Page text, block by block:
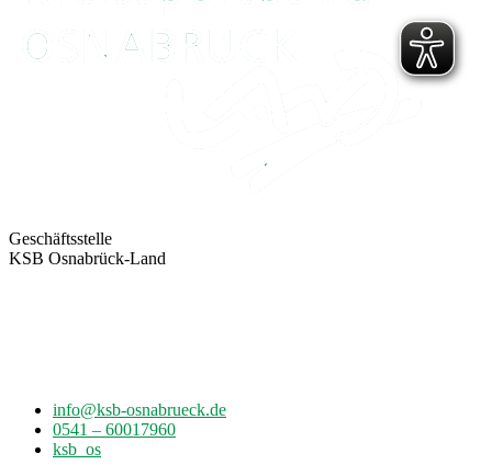
Geschäftsstelle
KSB Osnabrück-Land
info@ksb-osnabrueck.de
0541 – 60017960
ksb_os